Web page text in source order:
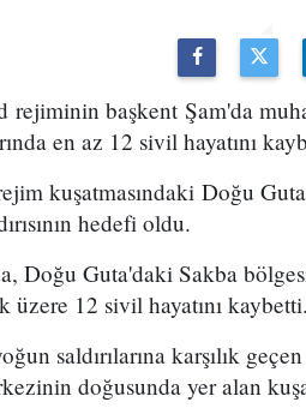
rejiminin başkent Şam'da
en az 12 sivil hayatını
kuşatmasındaki Doğu
hedefi oldu.
Doğu Guta'daki Sakba
üzere 12 sivil hayatını kaybetti.
saldırılarına karşılık
doğusunda yer alan